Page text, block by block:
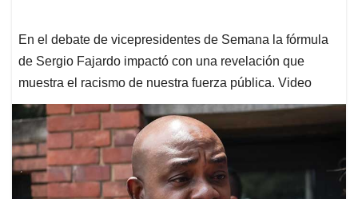
En el debate de vicepresidentes de Semana la fórmula
de Sergio Fajardo impactó con una revelación que
muestra el racismo de nuestra fuerza pública. Video